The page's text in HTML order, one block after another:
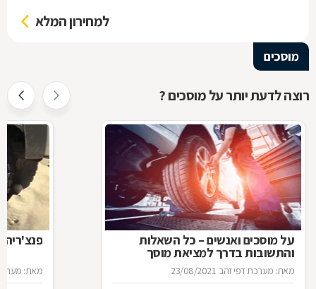
למחירון המלא
מוסכים
רוצה לדעת יותר על מוסכים ?
על מוסכים ואנשים – כל השאלות
והתשובות בדרך למציאת מוסך
מאת: מערכת דפי זהב 23/08/2021 מאת: